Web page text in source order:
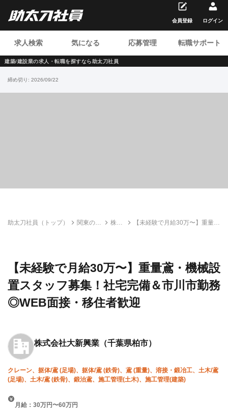
建築/建設業の求人・転職を探すなら助太刀社員
求人検索 気になる 応募管理 転職サポート
会員登録 ログイン
締め切り: 2026/09/22
助太刀社員（トップ）
関東の建
株式
【未経験で月給30万〜】重量
【未経験で月給30万〜】重量鳶・機械設
置スタッフ募集！社宅完備＆市川市勤務
◎WEB面接・移住者歓迎
株式会社大新興業 （千葉県柏市）
クレーン、躯体/鳶 (足場)、躯体/鳶 (鉄骨)、鳶 (重量)、溶接・鍛冶工、土木/鳶
(足場)、土木/鳶 (鉄骨)、鍛治鳶、施工管理(土木)、施工管理(建築)
月給：30万円〜60万円